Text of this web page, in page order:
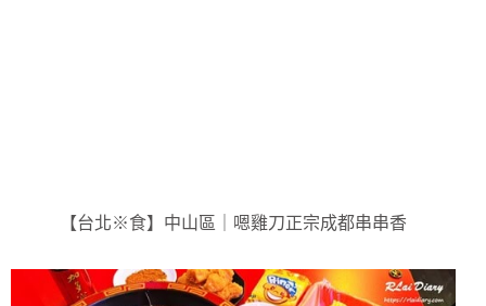
【台北※食】中山區｜嗯雞刀正宗成都串串香